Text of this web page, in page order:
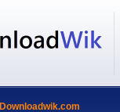
Downloadwik.com